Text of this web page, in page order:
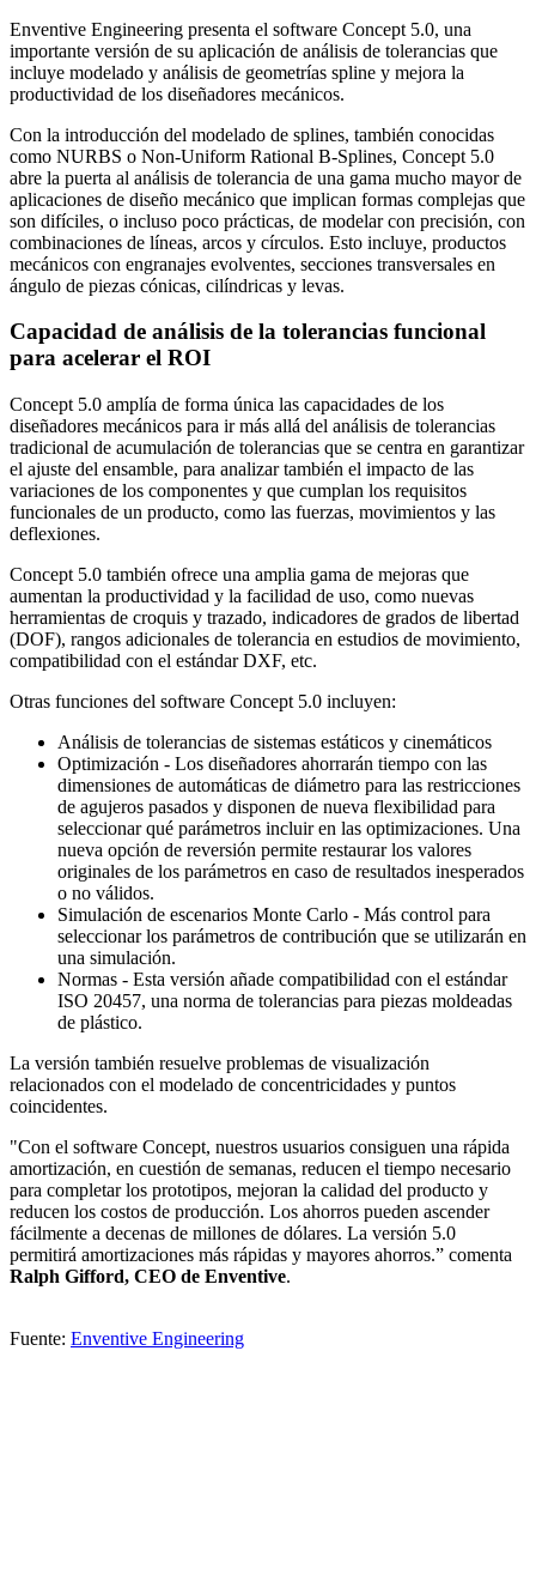
Enventive Engineering presenta el software Concept 5.0, una
importante versión de su aplicación de análisis de tolerancias que
incluye modelado y análisis de geometrías spline y mejora la
productividad de los diseñadores mecánicos.
Con la introducción del modelado de splines, también conocidas
como NURBS o Non-Uniform Rational B-Splines, Concept 5.0
abre la puerta al análisis de tolerancia de una gama mucho mayor de
aplicaciones de diseño mecánico que implican formas complejas que
son difíciles, o incluso poco prácticas, de modelar con precisión, con
combinaciones de líneas, arcos y círculos. Esto incluye, productos
mecánicos con engranajes evolventes, secciones transversales en
ángulo de piezas cónicas, cilíndricas y levas.
Capacidad de análisis de la tolerancias funcional
para acelerar el ROI
Concept 5.0 amplía de forma única las capacidades de los
diseñadores mecánicos para ir más allá del análisis de tolerancias
tradicional de acumulación de tolerancias que se centra en garantizar
el ajuste del ensamble, para analizar también el impacto de las
variaciones de los componentes y que cumplan los requisitos
funcionales de un producto, como las fuerzas, movimientos y las
deflexiones.
Concept 5.0 también ofrece una amplia gama de mejoras que
aumentan la productividad y la facilidad de uso, como nuevas
herramientas de croquis y trazado, indicadores de grados de libertad
(DOF), rangos adicionales de tolerancia en estudios de movimiento,
compatibilidad con el estándar DXF, etc.
Otras funciones del software Concept 5.0 incluyen:
Análisis de tolerancias de sistemas estáticos y cinemáticos
Optimización - Los diseñadores ahorrarán tiempo con las
dimensiones de automáticas de diámetro para las restricciones
de agujeros pasados y disponen de nueva flexibilidad para
seleccionar qué parámetros incluir en las optimizaciones. Una
nueva opción de reversión permite restaurar los valores
originales de los parámetros en caso de resultados inesperados
o no válidos.
Simulación de escenarios Monte Carlo - Más control para
seleccionar los parámetros de contribución que se utilizarán en
una simulación.
Normas - Esta versión añade compatibilidad con el estándar
ISO 20457, una norma de tolerancias para piezas moldeadas
de plástico.
La versión también resuelve problemas de visualización
relacionados con el modelado de concentricidades y puntos
coincidentes.
"Con el software Concept, nuestros usuarios consiguen una rápida
amortización, en cuestión de semanas, reducen el tiempo necesario
para completar los prototipos, mejoran la calidad del producto y
reducen los costos de producción. Los ahorros pueden ascender
fácilmente a decenas de millones de dólares. La versión 5.0
permitirá amortizaciones más rápidas y mayores ahorros.” comenta
Ralph Gifford, CEO de Enventive.
Fuente: Enventive Engineering